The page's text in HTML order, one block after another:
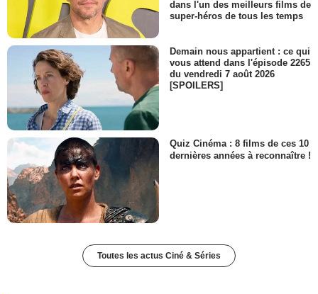
dans l'un des meilleurs films de
super-héros de tous les temps
Demain nous appartient : ce qui
vous attend dans l'épisode 2265
du vendredi 7 août 2026
[SPOILERS]
Quiz Cinéma : 8 films de ces 10
dernières années à reconnaître !
Toutes les actus Ciné & Séries